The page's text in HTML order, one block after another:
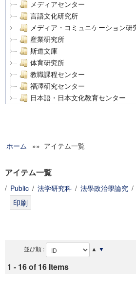
メディアセンター
言語文化研究所
メディア・コミュニケーション研
産業研究所
斯道文庫
体育研究所
教職課程センター
福澤研究センター
日本語・日本文化教育センター
グローバルリサーチインスティテ
科学研究費補助金研究成果報告書
慶應義塾大学グローバルCOEプ
ホーム »» アイテム一覧
アイテム一覧
/ Public / 法学研究科 / 法學政治學論究 /
並び順 : ▲ ▼
1 - 16 of 16 Items